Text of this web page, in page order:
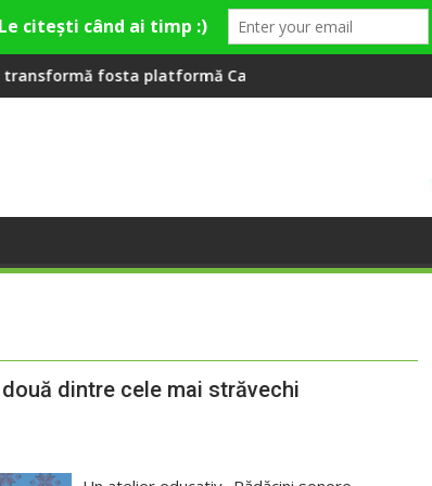
VillageCarbochim într-un nou centru cultural și de
Când luna devine o întrebare
dintre cele mai străvechi